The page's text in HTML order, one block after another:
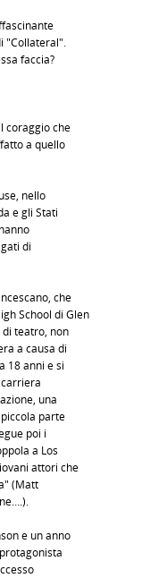
"Collateral".
faccia?
coraggio che
a quello
nello
e gli Stati
di
che
School di Glen
di teatro, non
a causa di
18 anni e si
una
parte
poi i
a Los
attori che
(Matt
e un anno